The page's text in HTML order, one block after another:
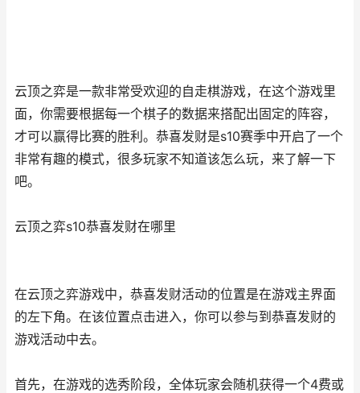
云顶之弈是一款非常受欢迎的自走棋游戏，在这个游戏里
面，你需要根据每一个棋子的数据来搭配出固定的阵容，
才可以赢得比赛的胜利。恭喜发财是s10赛季中开启了一个
非常有趣的模式，很多玩家不知道该怎么玩，来了解一下
吧。
云顶之弈s10恭喜发财在哪里
在云顶之弈游戏中，恭喜发财活动的位置是在游戏主界面
的左下角。在该位置点击进入，你可以参与到恭喜发财的
游戏活动中去。
首先，在游戏的选秀阶段，全体玩家会随机获得一个4费或